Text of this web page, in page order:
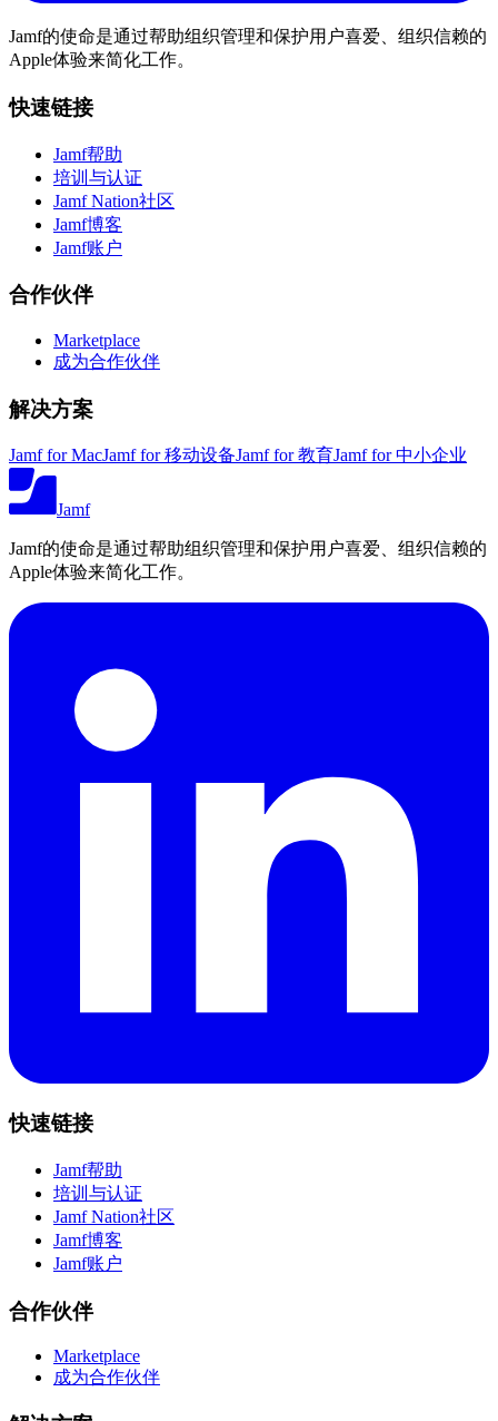
Jamf的使命是通过帮助组织管理和保护用户喜爱、组织信赖的
Apple体验来简化工作。
快速链接
Jamf帮助
培训与认证
Jamf Nation社区
Jamf博客
Jamf账户
合作伙伴
Marketplace
成为合作伙伴
解决方案
Jamf for MacJamf for 移动设备Jamf for 教育Jamf for 中小企业
Jamf
Jamf的使命是通过帮助组织管理和保护用户喜爱、组织信赖的
Apple体验来简化工作。
快速链接
Jamf帮助
培训与认证
Jamf Nation社区
Jamf博客
Jamf账户
合作伙伴
Marketplace
成为合作伙伴